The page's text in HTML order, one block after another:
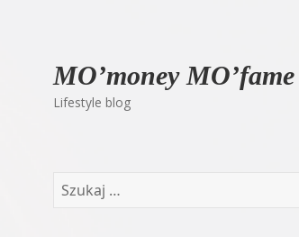
MO’money MO’fame
Lifestyle blog